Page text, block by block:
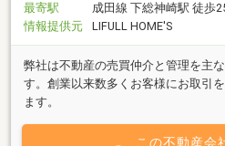
最寄駅
成田線 下総神崎駅 徒歩
情報提供元
LIFULL HOME'S
弊社は不動産の売買仲介と管理を主
す。創業以来数多くお客様にお取引
ます。